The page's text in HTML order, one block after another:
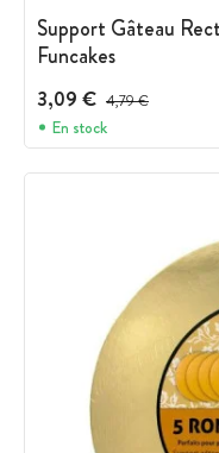
Support Gâteau
Funcakes
3,09 € Prix avant réduction :
4,79 €
En stock